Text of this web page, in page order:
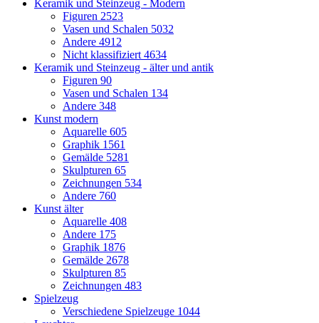
Keramik und Steinzeug - Modern
Figuren 2523
Vasen und Schalen 5032
Andere 4912
Nicht klassifiziert 4634
Keramik und Steinzeug - älter und antik
Figuren 90
Vasen und Schalen 134
Andere 348
Kunst modern
Aquarelle 605
Graphik 1561
Gemälde 5281
Skulpturen 65
Zeichnungen 534
Andere 760
Kunst älter
Aquarelle 408
Andere 175
Graphik 1876
Gemälde 2678
Skulpturen 85
Zeichnungen 483
Spielzeug
Verschiedene Spielzeuge 1044